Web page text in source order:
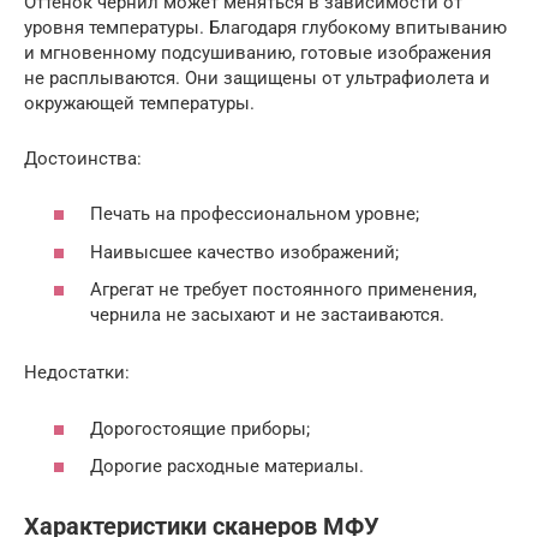
уровня температуры. Благодаря глубокому впитыванию
и мгновенному подсушиванию, готовые изображения
не расплываются. Они защищены от ультрафиолета и
окружающей температуры.
Достоинства:
Печать на профессиональном уровне;
Наивысшее качество изображений;
Агрегат не требует постоянного применения,
чернила не засыхают и не застаиваются.
Недостатки:
Дорогостоящие приборы;
Дорогие расходные материалы.
Характеристики сканеров МФУ